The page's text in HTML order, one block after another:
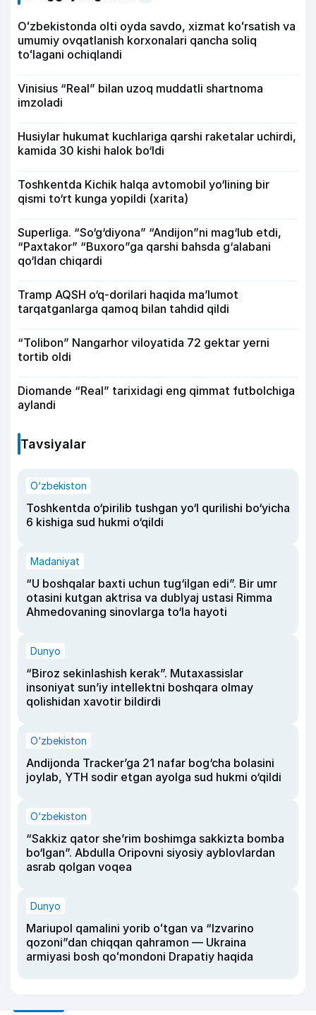
Oʻzbekistonda olti oyda savdo, xizmat koʻrsatish va
umumiy ovqatlanish korxonalari qancha soliq
toʻlagani ochiqlandi
Vinisius “Real” bilan uzoq muddatli shartnoma
imzoladi
Husiylar hukumat kuchlariga qarshi raketalar uchirdi,
kamida 30 kishi halok bo‘ldi
Toshkentda Kichik halqa avtomobil yo‘lining bir
qismi to‘rt kunga yopildi (xarita)
Superliga. “So‘g‘diyona” “Andijon”ni mag‘lub etdi,
“Paxtakor” “Buxoro”ga qarshi bahsda g‘alabani
qo‘ldan chiqardi
Tramp AQSH o‘q-dorilari haqida ma’lumot
tarqatganlarga qamoq bilan tahdid qildi
“Tolibon” Nangarhor viloyatida 72 gektar yerni
tortib oldi
Diomande “Real” tarixidagi eng qimmat futbolchiga
aylandi
Tavsiyalar
O‘zbekiston
Toshkentda o‘pirilib tushgan yo‘l qurilishi bo‘yicha
6 kishiga sud hukmi o‘qildi
Madaniyat
“U boshqalar baxti uchun tug‘ilgan edi”. Bir umr
otasini kutgan aktrisa va dublyaj ustasi Rimma
Ahmedovaning sinovlarga to‘la hayoti
Dunyo
“Biroz sekinlashish kerak”. Mutaxassislar
insoniyat sun’iy intellektni boshqara olmay
qolishidan xavotir bildirdi
O‘zbekiston
Andijonda Tracker’ga 21 nafar bog‘cha bolasini
joylab, YTH sodir etgan ayolga sud hukmi o‘qildi
O‘zbekiston
“Sakkiz qator she’rim boshimga sakkizta bomba
bo‘lgan”. Abdulla Oripovni siyosiy ayblovlardan
asrab qolgan voqea
Dunyo
Mariupol qamalini yorib oʻtgan va “Izvarino
qozoni”dan chiqqan qahramon — Ukraina
armiyasi bosh qoʻmondoni Drapatiy haqida